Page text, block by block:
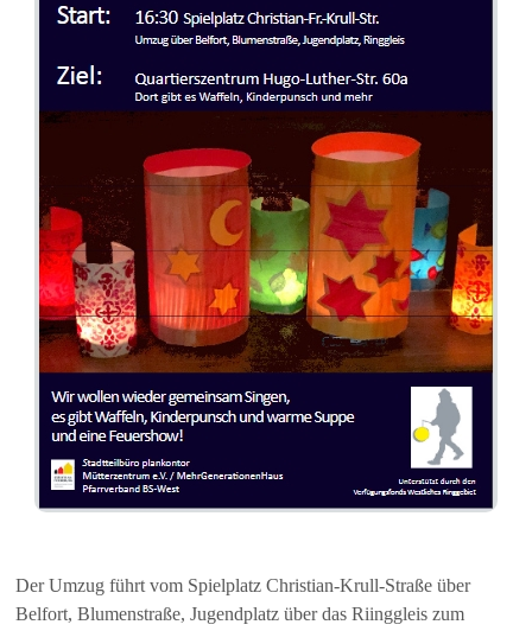
Der Umzug führt vom Spielplatz Christian-Krull-Straße über
Belfort, Blumenstraße, Jugendplatz über das Riinggleis zum